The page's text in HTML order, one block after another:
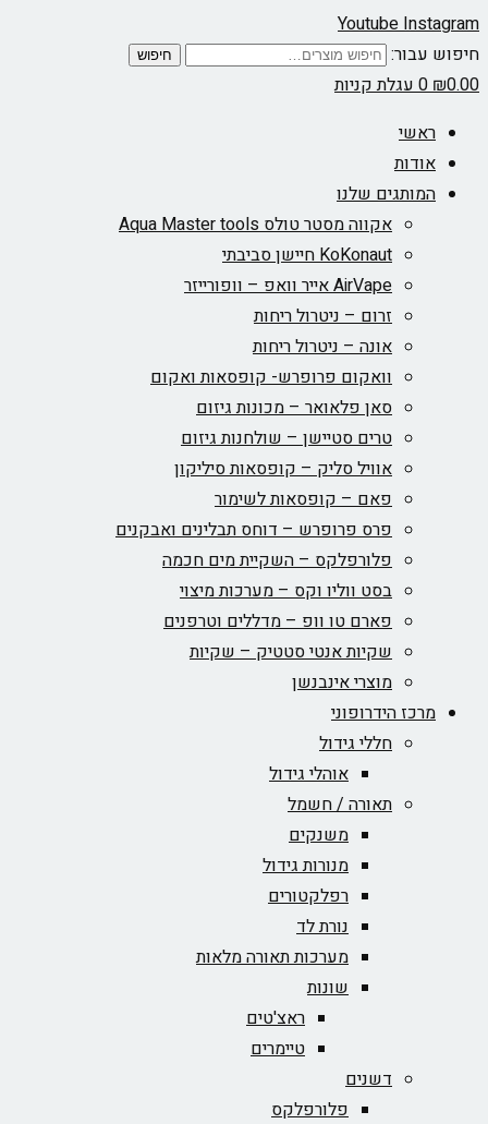
YoutubeInstagram
חיפוש עבור:
חיפוש
₪0.00
0עגלת קניות
ראשי
אודות
המותגים שלנו
אקווה מסטר טולס Aqua Master tools
KoKonaut חיישן סביבתי
AirVape אייר וואפ – וופורייזר
זרום – ניטרול ריחות
אונה – ניטרול ריחות
וואקום פרופרש- קופסאות ואקום
סאן פלאואר – מכונות גיזום
טרים סטיישן – שולחנות גיזום
אוויל סליק – קופסאות סיליקון
פאם – קופסאות לשימור
פרס פרופרש – דוחס תבלינים ואבקנים
פלורפלקס – השקיית מים חכמה
בסט ווליו וקס – מערכות מיצוי
פארם טו וופ – מדללים וטרפנים
שקיות אנטי סטטיק – שקיות
מוצרי אינבנשן
מרכז הידרופוני
חללי גידול
אוהלי גידול
תאורה / חשמל
משנקים
מנורות גידול
רפלקטורים
נורת לד
מערכות תאורה מלאות
שונות
ראצ'טים
טיימרים
דשנים
פלורפלקס